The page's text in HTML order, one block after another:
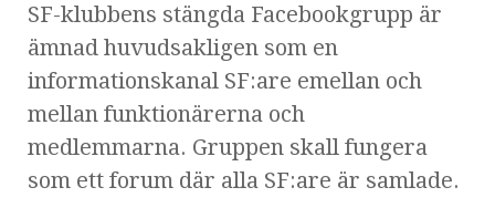
SF-klubbens stängda Facebookgrupp är
ämnad huvudsakligen som en
informationskanal SF:are emellan och
mellan funktionärerna och
medlemmarna. Gruppen skall fungera
som ett forum där alla SF:are är samlade.